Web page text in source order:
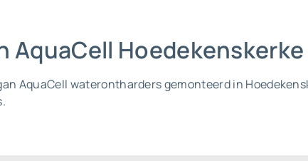
AquaCell Hoedekenskerke
AquaCell waterontharders gemonteerd in